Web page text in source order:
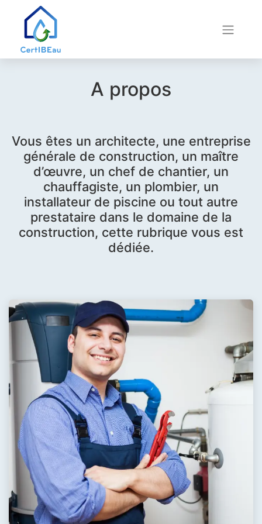
A propos
Vous êtes un architecte, une entreprise
générale de construction, un maître
d’œuvre, un chef de chantier, un
chauffagiste, un plombier, un
installateur de piscine ou tout autre
prestataire dans le domaine de la
construction, cette rubrique vous est
dédiée.